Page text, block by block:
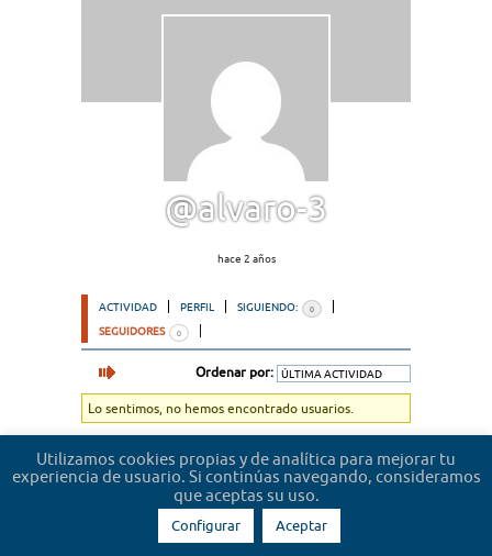
@alvaro-3
hace 2 años
ACTIVIDAD PERFIL SIGUIENDO: 0
SEGUIDORES 0
Ordenar por:
Lo sentimos, no hemos encontrado usuarios.
Utilizamos cookies propias y de analítica para mejorar tu
experiencia de usuario. Si continúas navegando, consideramos
que aceptas su uso.
Configurar Aceptar